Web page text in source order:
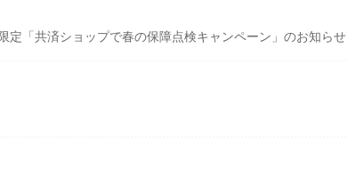
「共済ショップで春の保障点検キャンペーン」のお知らせ